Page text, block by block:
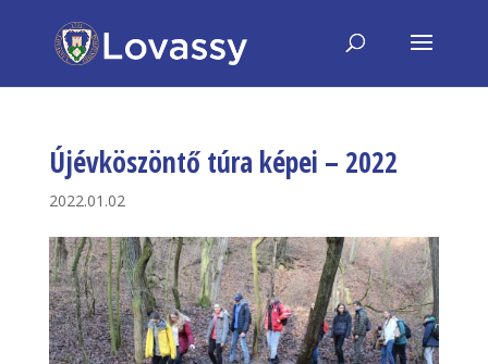
Újévköszöntő túra képei – 2022
2022.01.02